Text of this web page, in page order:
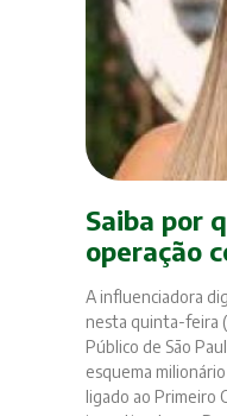
Saiba por
operação
A influenciadora
nesta quinta-feira
Público de São
esquema
ligado ao Primeiro